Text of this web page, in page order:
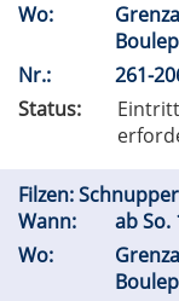
Wo:
Nr.:
261-
Status:
Filzen:
Wann:
abSo.
Wo: